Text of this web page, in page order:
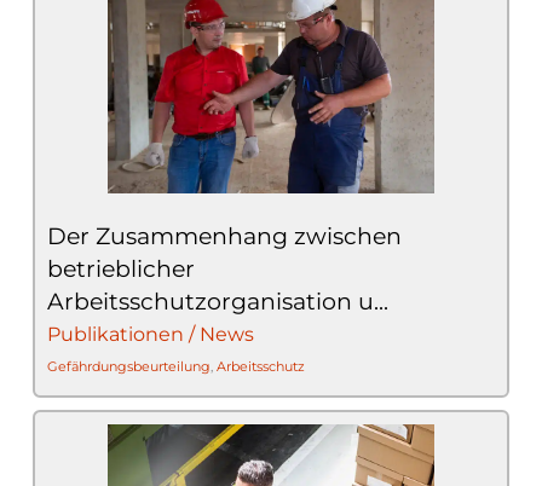
Der Zusammenhang zwischen
betrieblicher
Arbeitsschutzorganisation u...
Publikationen / News
Gefährdungsbeurteilung, Arbeitsschutz